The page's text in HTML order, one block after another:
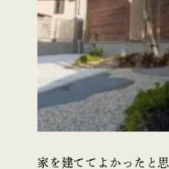
家を建ててよかったと